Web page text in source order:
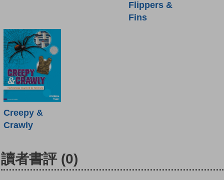
Flippers &
Fins
Creepy &
Crawly
讀者書評 (0)